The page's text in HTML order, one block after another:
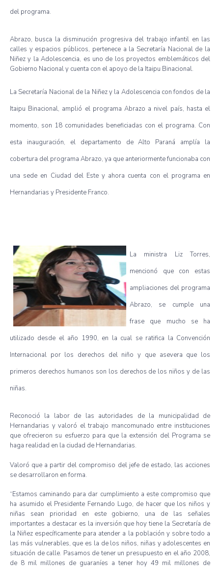
del programa.
Abrazo, busca la disminución progresiva del trabajo infantil en las
calles y espacios públicos, pertenece a la Secretaría Nacional de la
Niñez y la Adolescencia, es uno de los proyectos emblemáticos del
Gobierno Nacional y cuenta con el apoyo de la Itaipu Binacional.
La Secretaría Nacional de la Niñez y la Adolescencia con fondos de la
Itaipu Binacional, amplió el programa Abrazo a nivel país, hasta el
momento, son 18 comunidades beneficiadas con el programa. Con
esta inauguración, el departamento de Alto Paraná amplía la
cobertura del programa Abrazo, ya que anteriormente funcionaba con
una sede en Ciudad del Este y ahora cuenta con el programa en
Hernandarias y Presidente Franco.
La ministra Liz Torres,
mencionó que con estas
ampliaciones del programa
Abrazo, se cumple una
frase que mucho se ha
utilizado desde el año 1990, en la cual se ratifica la Convención
Internacional por los derechos del niño y que asevera que los
primeros derechos humanos son los derechos de los niños y de las
niñas.
Reconoció la labor de las autoridades de la municipalidad de
Hernandarias y valoró el trabajo mancomunado entre instituciones
que ofrecieron su esfuerzo para que la extensión del Programa se
haga realidad en la ciudad de Hernandarias.
Valoró que a partir del compromiso del jefe de estado, las acciones
se desarrollaron en forma.
“Estamos caminando para dar cumplimiento a este compromiso que
ha asumido el Presidente Fernando Lugo, de hacer que los niños y
niñas sean prioridad en este gobierno, una de las señales
importantes a destacar es la inversión que hoy tiene la Secretaría de
la Niñez específicamente para atender a la población y sobre todo a
las más vulnerables, que es la de los niños, niñas y adolescentes en
situación de calle. Pasamos de tener un presupuesto en el año 2008,
de 8 mil millones de guaraníes a tener hoy 49 mil millones de